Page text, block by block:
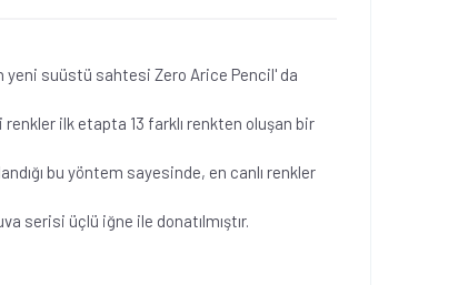
yeni suüstü sahtesi Zero Arice Pencil' da
ilk etapta 13 farklı renkten oluşan bir
bu yöntem sayesinde, en canlı renkler
serisi üçlü iğne ile donatılmıştır.